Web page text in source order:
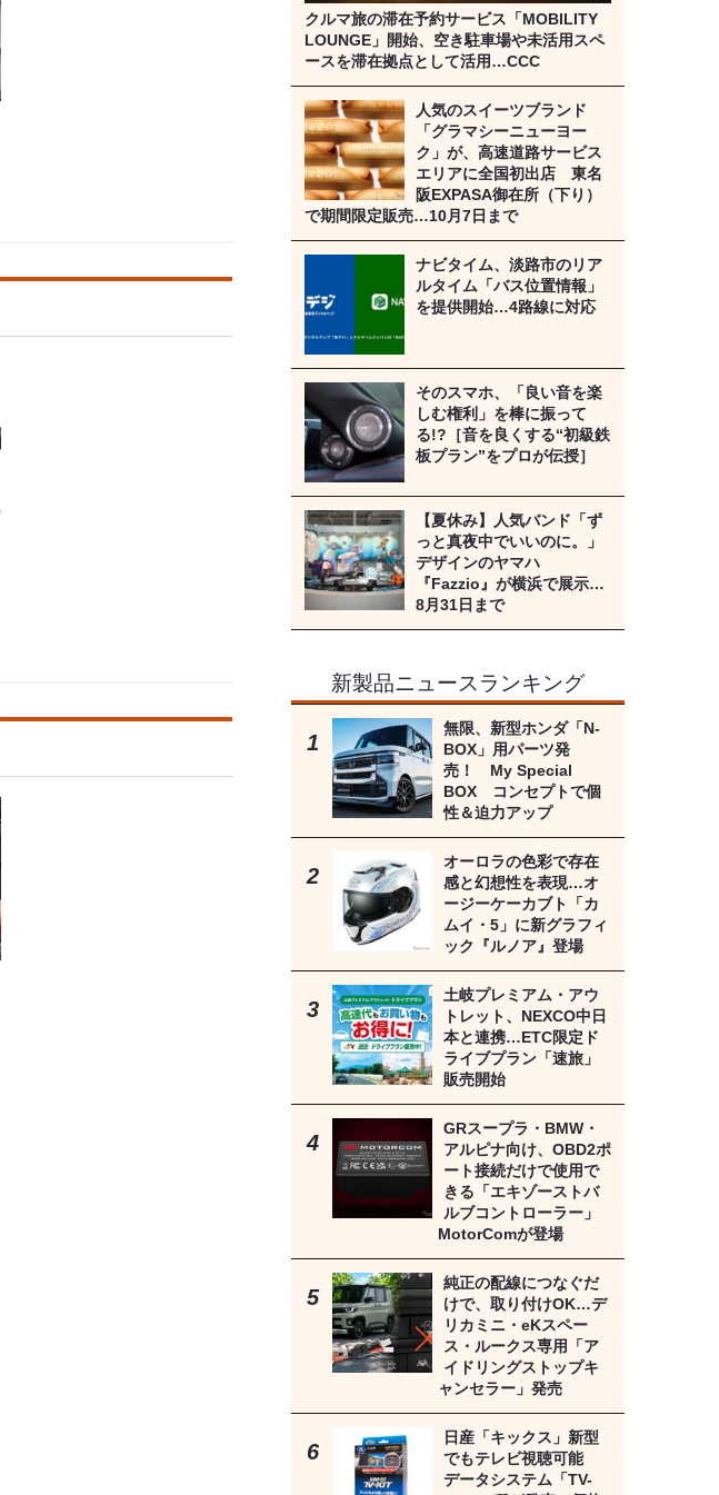
クルマ旅の滞在予約サービス「MOBILITY
LOUNGE」開始、空き駐車場や未活用スペ
ースを滞在拠点として活用…CCC
人気のスイーツブランド
「グラマシーニューヨー
ク」が、高速道路サービス
エリアに全国初出店 東名
阪EXPASA御在所（下り）
で期間限定販売…10月7日まで
ナビタイム、淡路市のリア
ルタイム「バス位置情報」
を提供開始…4路線に対応
そのスマホ、「良い音を楽
しむ権利」を棒に振って
る!?［音を良くする“初級鉄
板プラン”をプロが伝授］
【夏休み】人気バンド「ず
っと真夜中でいいのに。」
デザインのヤマハ
『Fazzio』が横浜で展示…
8月31日まで
新製品ニュースランキング
無限、新型ホンダ「N-
BOX」用パーツ発
売！ My Special
BOX コンセプトで個
性＆迫力アップ
オーロラの色彩で存在
感と幻想性を表現…オ
ージーケーカブト「カ
ムイ・5」に新グラフィ
ック『ルノア』登場
土岐プレミアム・アウ
トレット、NEXCO中日
本と連携…ETC限定ド
ライブプラン「速旅」
販売開始
GRスープラ・BMW・
アルピナ向け、OBD2ポ
ート接続だけで使用で
きる「エキゾーストバ
ルブコントローラー」
MotorComが登場
純正の配線につなぐだ
けで、取り付けOK…デ
リカミニ・eKスペー
ス・ルークス専用「ア
イドリングストップキ
ャンセラー」発売
日産「キックス」新型
でもテレビ視聴可能
データシステム「TV-